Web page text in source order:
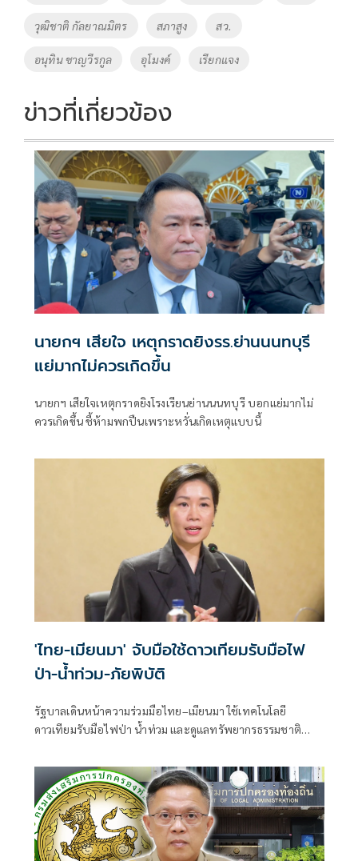
วุฒิชาติ กัลยาณมิตร สภาสูง สว.
อนุทิน ชาญวีรกูล อุโมงค์ เรียกแจง
ข่าวที่เกี่ยวข้อง
นายกฯ เสียใจ เหตุกราดยิงรร.ย่านนนทบุรี
แย่มากไม่ควรเกิดขึ้น
นายกฯ เสียใจเหตุกราดยิงโรงเรียนย่านนนทบุรี บอกแย่มากไม่
ควรเกิดขึ้น ชี้ห้ามพกปืนเพราะหวั่นเกิดเหตุแบบนี้
'ไทย-เมียนมา' จับมือใช้ดาวเทียมรับมือไฟ
ป่า-น้ำท่วม-ภัยพิบัติ
รัฐบาลเดินหน้าความร่วมมือไทย–เมียนมา ใช้เทคโนโลยี
ดาวเทียมรับมือไฟป่า น้ำท่วม และดูแลทรัพยากรธรรมชาติ